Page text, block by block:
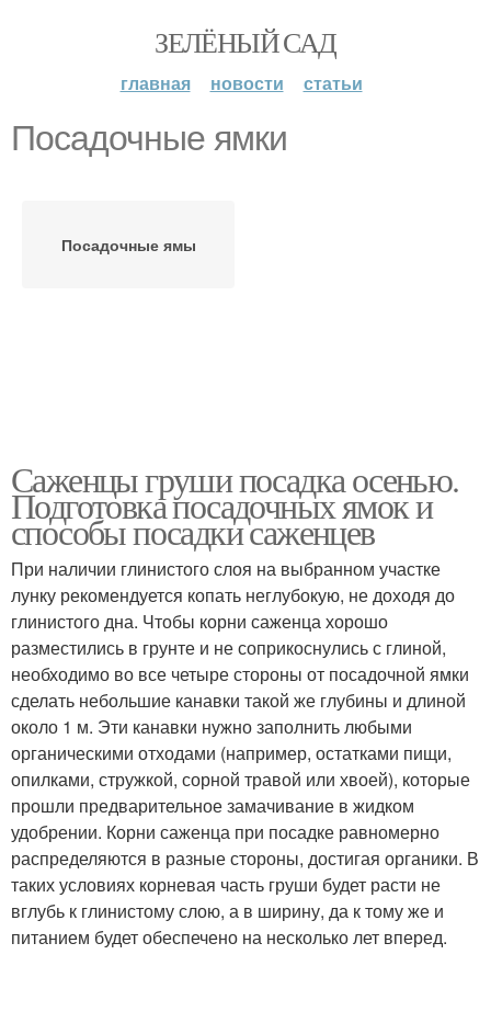
ЗЕЛЁНЫЙ САД
главная новости статьи
Посадочные ямки
Посадочные ямы
Саженцы груши посадка осенью.
Подготовка посадочных ямок и
способы посадки саженцев
При наличии глинистого слоя на выбранном участке
лунку рекомендуется копать неглубокую, не доходя до
глинистого дна. Чтобы корни саженца хорошо
разместились в грунте и не соприкоснулись с глиной,
необходимо во все четыре стороны от посадочной ямки
сделать небольшие канавки такой же глубины и длиной
около 1 м. Эти канавки нужно заполнить любыми
органическими отходами (например, остатками пищи,
опилками, стружкой, сорной травой или хвоей), которые
прошли предварительное замачивание в жидком
удобрении. Корни саженца при посадке равномерно
распределяются в разные стороны, достигая органики. В
таких условиях корневая часть груши будет расти не
вглубь к глинистому слою, а в ширину, да к тому же и
питанием будет обеспечено на несколько лет вперед.